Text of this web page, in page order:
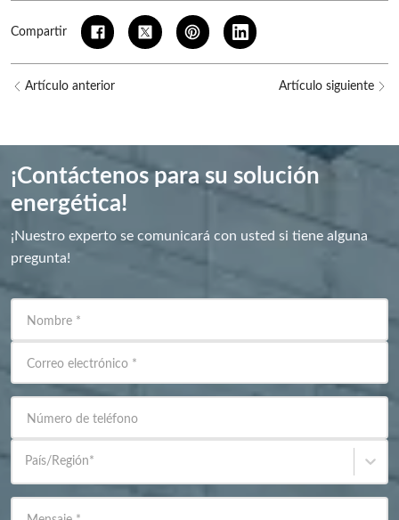
Compartir
Artículo anterior Artículo siguiente
¡Contáctenos para su solución
energética!
¡Nuestro experto se comunicará con usted si tiene alguna
pregunta!
Nombre *
Correo electrónico *
Número de teléfono
País/Región*